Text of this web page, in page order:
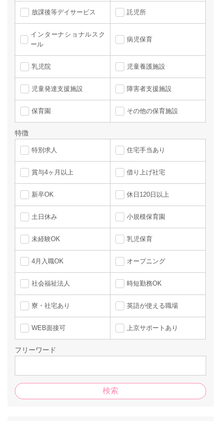
放課後等デイサービス 託児所
インターナショナルスク
ール
病児保育
乳児院 児童養護施設
児童発達支援施設 障害者支援施設
保育園 その他の保育施設
特徴
特別求人 住宅手当あり
賞与4ヶ月以上 借り上げ社宅
新卒OK 休日120日以上
土日休み 小規模保育園
未経験OK 乳児保育
4月入職OK オープニング
社会福祉法人 時短勤務OK
寮・社宅あり 英語が使える職場
WEB面接可 上京サポートあり
フリーワード